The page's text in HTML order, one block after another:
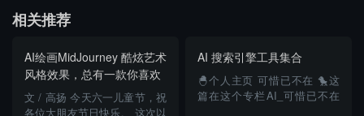
的AI艺术创作平台
StableDiffusion！
相关推荐
AI绘画MidJourney 酷炫艺术
风格效果，总有一款你喜欢
文 / 高扬 今天六一儿童节，祝
各位大朋友节日快乐。 这次以
AI 搜索引擎工具集合
🐣个人主页 可惜已不在 🐤这
篇在这个专栏AI_可惜已不在